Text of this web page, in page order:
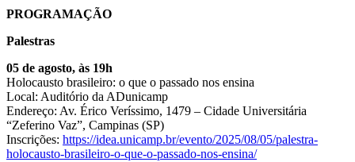
PROGRAMAÇÃO
Palestras
05 de agosto, às 19h
Holocausto brasileiro: o que o passado nos ensina
Local: Auditório da ADunicamp
Endereço: Av. Érico Veríssimo, 1479 – Cidade Universitária
“Zeferino Vaz”, Campinas (SP)
Inscrições: https://idea.unicamp.br/evento/2025/08/05/palestra-
holocausto-brasileiro-o-que-o-passado-nos-ensina/